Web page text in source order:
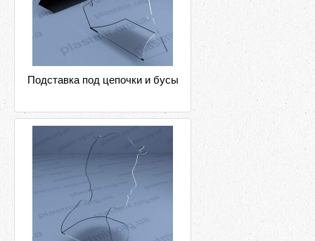
Подставка под цепочки и бусы